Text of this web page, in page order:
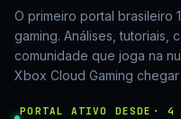
O primeiro portal brasileiro
gaming. Análises, tutoriais,
comunidade que joga na
Xbox Cloud Gaming chegar
PORTAL ATIVO DESDE · 4